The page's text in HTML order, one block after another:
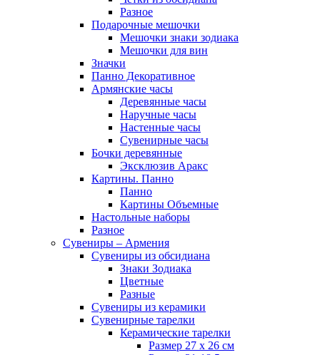
Разное
Подарочные мешочки
Мешочки знаки зодиака
Мешочки для вин
Значки
Панно Декоративное
Армянские часы
Деревянные часы
Наручные часы
Настенные часы
Сувенирные часы
Бочки деревянные
Эксклюзив Аракс
Картины. Панно
Панно
Картины Объемные
Настольные наборы
Разное
Сувениры – Армения
Сувениры из обсидиана
Знаки Зодиака
Цветные
Разные
Сувениры из керамики
Сувенирные тарелки
Керамические тарелки
Размер 27 х 26 см